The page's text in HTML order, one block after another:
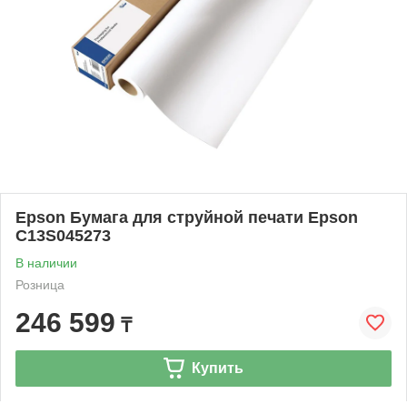
Epson Бумага для струйной печати Epson
C13S045273
В наличии
Розница
246 599 ₸
Купить